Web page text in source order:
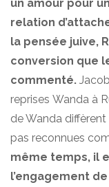
un amour pour
relation
la pensée juive,
conversion que
commenté.
reprises Wanda à
de Wanda
pas reconnues
même temps, il
l’engagement